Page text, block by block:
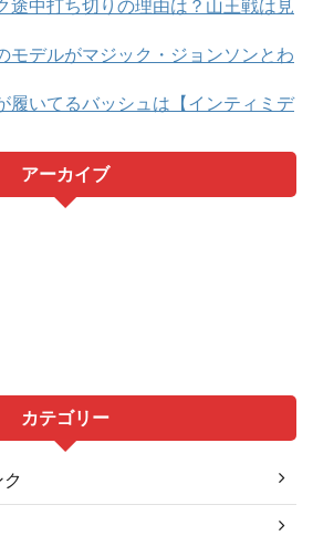
途中打ち切りの理由は？山王戦は見
モデルがマジック・ジョンソンとわ
履いてるバッシュは【インティミデ
アーカイブ
カテゴリー